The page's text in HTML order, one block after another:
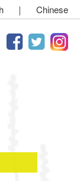
｜ Chinese